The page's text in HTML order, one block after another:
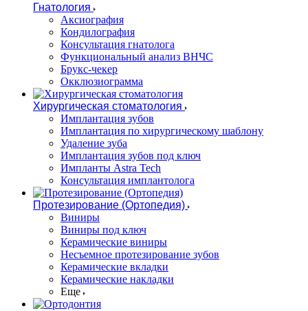
Гнатология
Аксиография
Кондилография
Консультация гнатолога
Функциональный анализ ВНЧС
Брукс-чекер
Окклюзиограмма
Хирургическая стоматология
Имплантация зубов
Имплантация по хирургическому шаблону
Удаление зуба
Имплантация зубов под ключ
Импланты Astra Tech
Консультация имплантолога
Протезирование (Ортопедия)
Виниры
Виниры под ключ
Керамические виниры
Несъемное протезирование зубов
Керамические вкладки
Керамические накладки
Еще